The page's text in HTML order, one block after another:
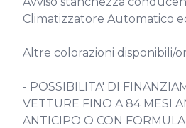
Climatizzatore Automatico
Altre colorazioni disponibili/
- POSSIBILITA' DI
VETTURE FINO A 84 MESI
ANTICIPO O CON